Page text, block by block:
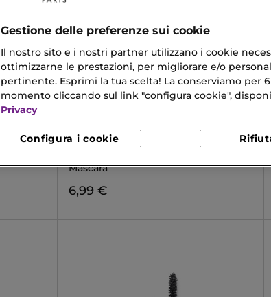
CATRICE
Mascara
6,99 €
Gestione delle preferenze sui cookie
Il nostro sito e i nostri partner utilizzano i cookie
ottimizzarne le prestazioni, per migliorare e/o
pertinente. Esprimi la tua scelta! La conserviamo per
momento cliccando sul link "configura cookie",
Privacy
Configura i cookie